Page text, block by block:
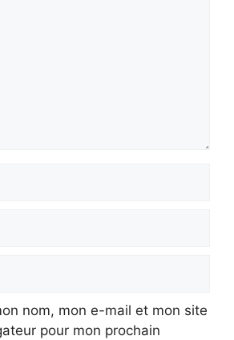
nom, mon e-mail et mon site
pour mon prochain